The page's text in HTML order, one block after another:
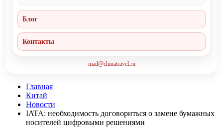
Блог
Контакты
mail@chinatravel.ru
Главная
Китай
Новости
IATA: необходимость договориться о замене бумажных
носителей цифровыми решениями